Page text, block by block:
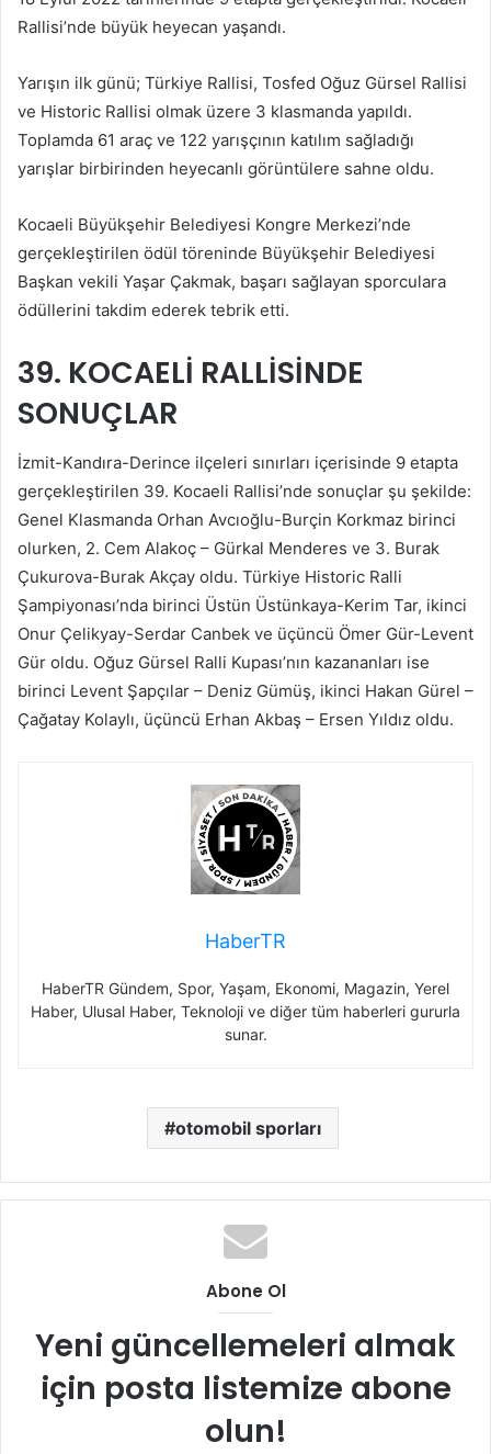
Rallisi’nde büyük heyecan yaşandı.
Yarışın ilk günü; Türkiye Rallisi, Tosfed Oğuz Gürsel Rallisi
ve Historic Rallisi olmak üzere 3 klasmanda yapıldı.
Toplamda 61 araç ve 122 yarışçının katılım sağladığı
yarışlar birbirinden heyecanlı görüntülere sahne oldu.
Kocaeli Büyükşehir Belediyesi Kongre Merkezi’nde
gerçekleştirilen ödül töreninde Büyükşehir Belediyesi
Başkan vekili Yaşar Çakmak, başarı sağlayan sporculara
ödüllerini takdim ederek tebrik etti.
39. KOCAELİ RALLİSİNDE
SONUÇLAR
İzmit-Kandıra-Derince ilçeleri sınırları içerisinde 9 etapta
gerçekleştirilen 39. Kocaeli Rallisi’nde sonuçlar şu şekilde:
Genel Klasmanda Orhan Avcıoğlu-Burçin Korkmaz birinci
olurken, 2. Cem Alakoç – Gürkal Menderes ve 3. Burak
Çukurova-Burak Akçay oldu. Türkiye Historic Ralli
Şampiyonası’nda birinci Üstün Üstünkaya-Kerim Tar, ikinci
Onur Çelikyay-Serdar Canbek ve üçüncü Ömer Gür-Levent
Gür oldu. Oğuz Gürsel Ralli Kupası’nın kazananları ise
birinci Levent Şapçılar – Deniz Gümüş, ikinci Hakan Gürel –
Çağatay Kolaylı, üçüncü Erhan Akbaş – Ersen Yıldız oldu.
HaberTR
HaberTR Gündem, Spor, Yaşam, Ekonomi, Magazin, Yerel
Haber, Ulusal Haber, Teknoloji ve diğer tüm haberleri gururla
sunar.
otomobil sporları
Abone Ol
Yeni güncellemeleri almak
için posta listemize abone
olun!